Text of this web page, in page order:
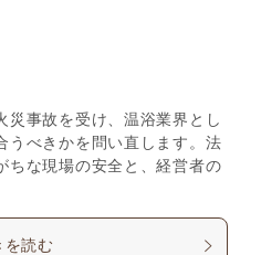
災事故を受け、温浴業界とし
うべきかを問い直します。法
ちな現場の安全と、経営者の
を読む